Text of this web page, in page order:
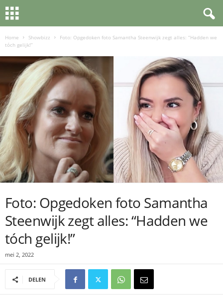
Home Showbizz
Foto: Opgedoken foto Samantha Steenwijk zegt alles: “Hadden we
tóch gelijk!”
Foto: Opgedoken foto Samantha
Steenwijk zegt alles: “Hadden we
tóch gelijk!”
mei 2, 2022
DELEN